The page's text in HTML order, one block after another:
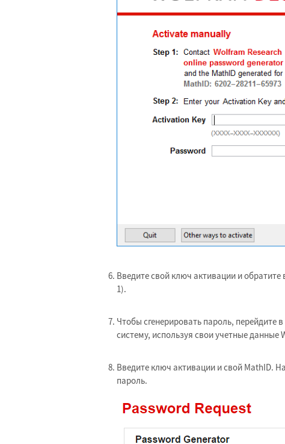
Введите свой ключ активации и
1).
Чтобы сгенерировать пароль, перейдите в
систему, используя свои учетные данные
Введите ключ активации и свой MathID.
пароль.